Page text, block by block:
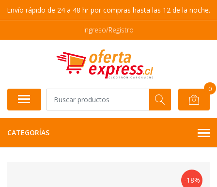
Envío rápido de 24 a 48 hr por compras hasta las 12 de la noche.
Ingreso/Registro
0
CATEGORÍAS
-18%